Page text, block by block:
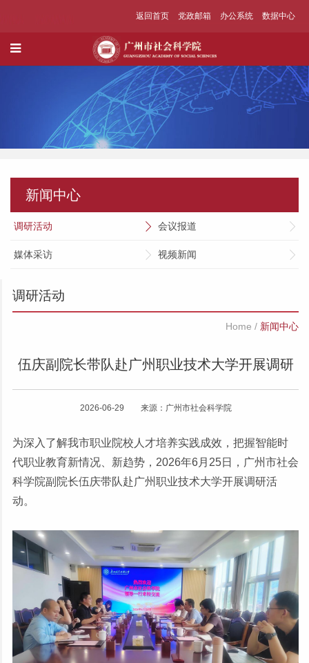
返回首页 党政邮箱 办公系统 数据中心
新闻中心
调研活动 会议报道
媒体采访 视频新闻
调研活动
Home / 新闻中心
伍庆副院长带队赴广州职业技术大学开展调研
2026-06-29 来源：广州市社会科学院
为深入了解我市职业院校人才培养实践成效，把握智能时
代职业教育新情况、新趋势，2026年6月25日，广州市社会
科学院副院长伍庆带队赴广州职业技术大学开展调研活
动。